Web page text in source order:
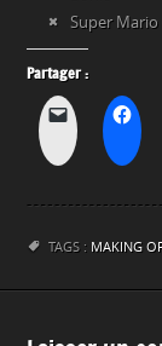
Super Mario
Partager :
TAGS : MAKING OF